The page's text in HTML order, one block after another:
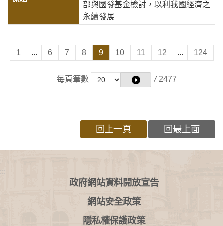
部與國發基金檢討，以利我國經濟之
永續發展
1 ... 6 7 8 9 10 11 12 ... 124
每頁筆數 / 2477
回上一頁 回最上面
:::
政府網站資料開放宣告
網站安全政策
隱私權保護政策